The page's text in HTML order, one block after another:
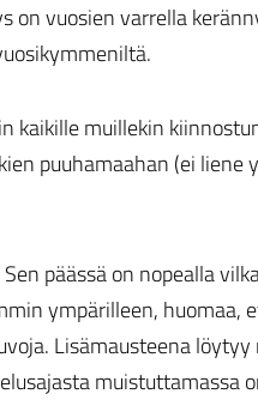
on vuosien varrella
kaikille muillekin
puuhamaahan (ei liene
päässä on nopealla
ympärilleen, huomaa,
Lisämausteena löytyy
muistuttamassa